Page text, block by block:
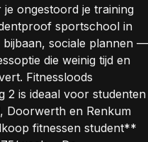
ongestoord je training
sportschool in
bijbaan, sociale plannen —
die weinig tijd en
Fitnessloods
2 is ideaal voor studenten
Doorwerth en Renkum
fitnessen student**